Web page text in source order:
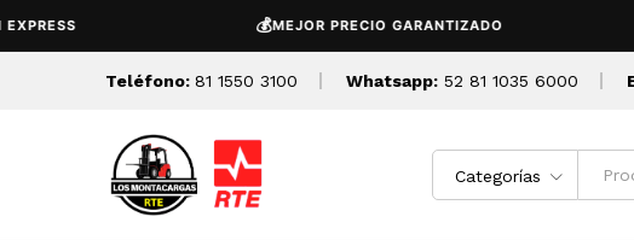
MEJOR PRECIO GARANTIZADO
Teléfono: 81 1550 3100 Whatsapp: 52 81 1035 6000
Categorías